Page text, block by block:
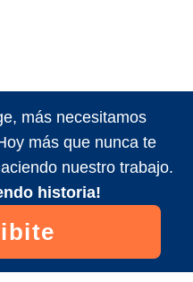
más necesitamos
más que nunca te
nuestro trabajo.
historia!